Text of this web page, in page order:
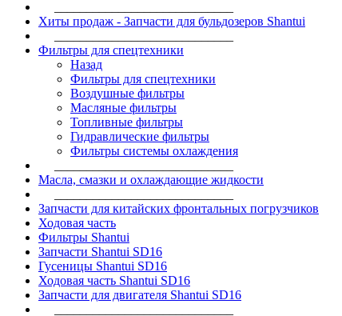
Хиты продаж - Запчасти для бульдозеров Shantui
Фильтры для спецтехники
Назад
Фильтры для спецтехники
Воздушные фильтры
Масляные фильтры
Топливные фильтры
Гидравлические фильтры
Фильтры системы охлаждения
Масла, смазки и охлаждающие жидкости
Запчасти для китайских фронтальных погрузчиков
Ходовая часть
Фильтры Shantui
Запчасти Shantui SD16
Гусеницы Shantui SD16
Ходовая часть Shantui SD16
Запчасти для двигателя Shantui SD16